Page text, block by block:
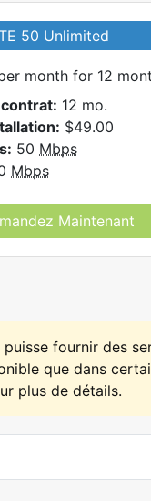
50 Unlimited
month for 12
12 mo.
$49.00
50 Mbps
Mbps
Maintenant
puisse fournir des
que dans
plus de détails.